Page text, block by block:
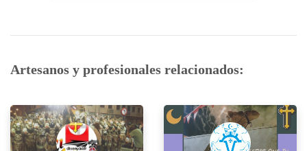
Artesanos y profesionales relacionados: